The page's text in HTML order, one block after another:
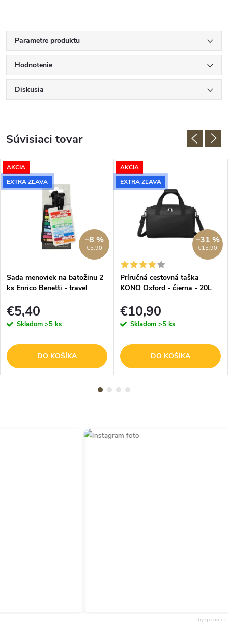
Parametre produktu
Hodnotenie
Diskusia
Súvisiaci tovar
AKCIA
EXTRA ZĽAVA
€5,90
–8 %
Sada menoviek na batožinu 2
ks Enrico Benetti - travel
€5,40
Skladom >5 ks
DO KOŠÍKA
AKCIA
EXTRA ZĽAVA
€15,90
–31 %
Príručná cestovná taška
KONO Oxford - čierna - 20L
€10,90
Skladom >5 ks
DO KOŠÍKA
by qeron.cz